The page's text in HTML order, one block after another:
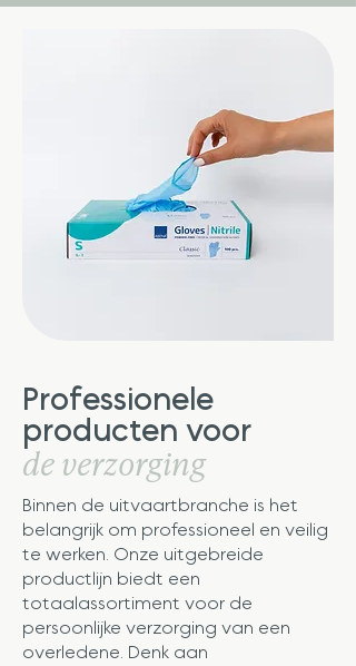
Professionele
producten voor
de verzorging
Binnen de uitvaartbranche is het
belangrijk om professioneel en veilig
te werken. Onze uitgebreide
productlijn biedt een
totaalassortiment voor de
persoonlijke verzorging van een
overledene. Denk aan